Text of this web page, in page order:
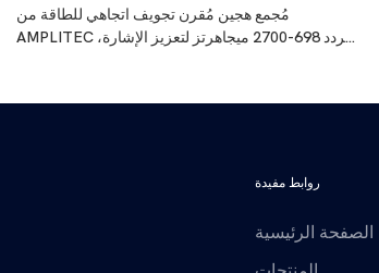
مُجمع هجين مُقرن تجويف اتجاهي للطاقة من
AMPLITEC بتردد 698-2700 ميجاهرتز لتعزيز الإشارة،
روابط مفيدة
الصفحة الرئيسية